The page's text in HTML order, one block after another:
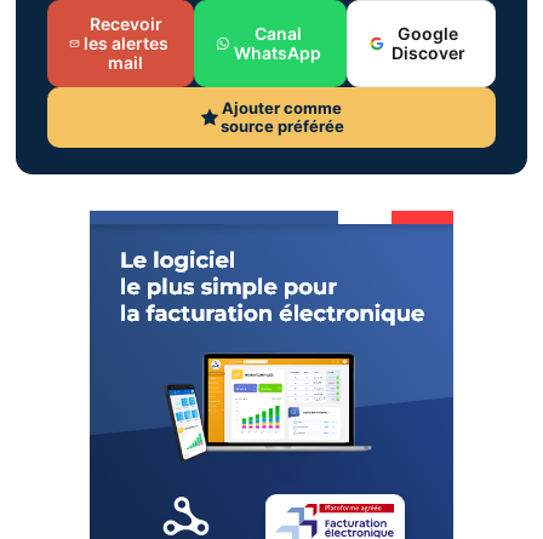
Recevoir
les alertes
mail
Canal
WhatsApp
Google
Discover
Ajouter comme
source préférée